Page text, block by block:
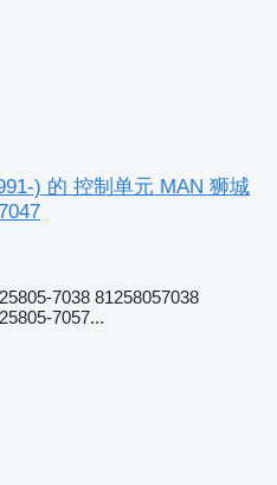
) 的 控制单元 MAN 狮城
7038 81258057038
7057...